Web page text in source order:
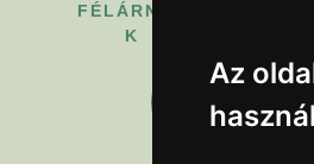
Az
használ
FÉLÁRNYÉ
K